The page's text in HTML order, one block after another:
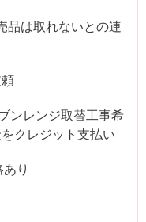
は取れないとの連
ンレンジ取替工事希
クレジット支払い
り